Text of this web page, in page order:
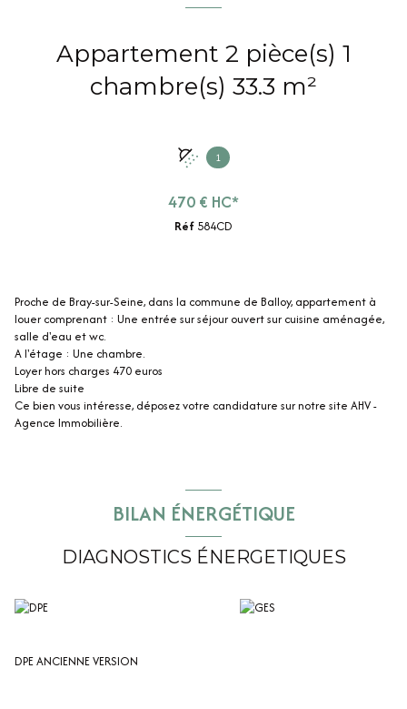
Appartement 2 pièce(s) 1
chambre(s) 33.3 m²
1
470 € HC*
Réf 584CD
Proche de Bray-sur-Seine, dans la commune de Balloy, appartement à
louer comprenant : Une entrée sur séjour ouvert sur cuisine aménagée,
salle d'eau et wc.
A l'étage : Une chambre.
Loyer hors charges 470 euros
Libre de suite
Ce bien vous intéresse, déposez votre candidature sur notre site AHV -
Agence Immobilière.
BILAN ÉNERGÉTIQUE
DIAGNOSTICS ÉNERGETIQUES
DPE ANCIENNE VERSION